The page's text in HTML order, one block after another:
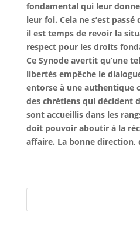
fondamental qui leur
leur foi. Cela ne s’est
il est temps de revoir la
respect pour les droits
Ce Synode avertit qu’une
libertés empêche le
entorse à une authentique
des chrétiens qui décident
sont accueillis dans les
doit pouvoir aboutir à la
affaire. La bonne direction,